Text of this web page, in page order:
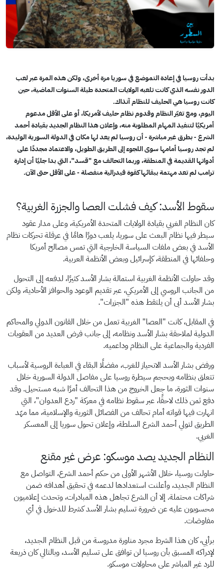
بدأت روسيا في إعادة التموضع في سوريا مرة أخرى، ولكن هذه المرة عبر لعب
الدور نفسه الذي كانت تلعبه الولايات المتحدة طيلة السنوات الماضية، حين
كانت روسيا هي الحليف للنظام آنذاك.
اليوم، ومع تغيّر النظام وقدوم نظام حليف لأمريكا، أو على الأقل مدعوم
أمريكيًا لتنفيذ المهام المطلوبة منه، وإعلان هذا النظام الجديد بقيادة أحمد
الشرع - بطرق غير مباشرة - أن روسيا لم يعد لها مكان في الدولة السورية الوليدة،
لم تجد روسيا أمامها سوى اللجوء إلى الطريق الطويل، والاعتماد مجددًا على
أدواتها القديمة في المنطقة، وربما التحالف مع "قسد"، التي بدا جليًا أن إدارة
ترامب لم تعد مهتمة ببقائها كقوة فيدرالية منفصلة - على الأقل حتى الآن.
سقوط الأسد: كيف فشلت العصا والجزرة الغربية؟
كان النظام الغربي بقيادة الولايات المتحدة الأمريكية، وعلى مدار عقود
سيطر فيها نظام البعث على سوريا، يلعب دورًا هامًا في عرقلة تحركات نظام
الأسد في بعض ملفات السياسة الخارجية التي تمس مصالح أمريكا
وحلفائها في المنطقة، كإسرائيل وبعض الأنظمة العربية.
وقد حاولت الأنظمة الغربية استمالة بشار الأسد كثيرًا، لدفعه إلى التحول
من الجانب الروسي إلى الأمريكي، عبر تقديم الوعود والحوافز الأحادية، ولكن
بشار الأسد أبى أن يلتقط هذه "الجزرات".
في المقابل، كانت "العصا" الغربية تعمل من خلال القانون الدولي والمحاكم
الدولية لملاحقة بشار الأسد ونظامه، إلى جانب فرض العديد من العقوبات
الفردية والجماعية على النظام وداعميه.
ورفض بشار الأسد الانحياز للغرب، مفضلًا البقاء في العباءة الروسية لأسباب
تتعلق بنظامه وبحجم سيطرة روسيا على مفاصل الدولة السورية خلال
سنوات الثورة، ما جعل الخروج من هذا التحالف أمرًا شبه مستحيل. وقد
دفع ثمن ذلك لاحقًا، عبر سقوط نظامه في معركة "ردع العدوان"، التي
انهارت فيها قواته أمام تحالف من الفصائل الثورية والإسلامية، مما مهّد
الطريق لتولي أحمد الشرع السلطة، وإعلان تحول سوريا إلى المعسكر
الغربي.
النظام الجديد يصد موسكو: عرض غير مقنع
حاولت روسيا، خلال الأشهر الأولى من حكم أحمد الشرع، التواصل مع
النظام الجديد، وأعلنت استعدادها لدعمه في تحقيق أهدافه ضمن
شراكات محتملة. إلا أن الشرع تجاهل هذه المبادرات، وتحدث إعلاميون
محسوبون عليه عن ضرورة تسليم بشار الأسد كشرط للدخول في أي
مفاوضات.
برأيي، كان هذا الشرط مجرد مناورة مدروسة من قبل النظام الجديد،
لإدراكه المسبق بأن روسيا لن توافق على تسليم الأسد، وبالتالي كان ذريعة
للرد غير المباشر على محاولات موسكو.